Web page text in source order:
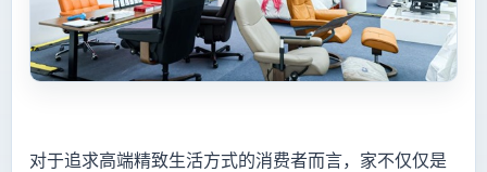
对于追求高端精致生活方式的消费者而言，家不仅仅是